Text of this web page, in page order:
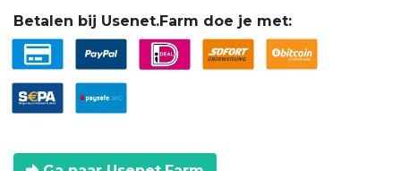
Betalen bij Usenet.Farm doe je met: